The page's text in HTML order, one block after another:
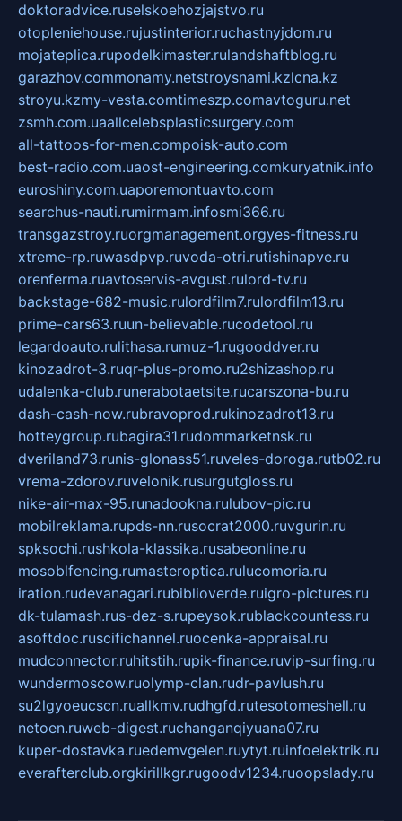
doktoradvice.ruselskoehozjajstvo.ru
otopleniehouse.rujustinterior.ruchastnyjdom.ru
mojateplica.rupodelkimaster.rulandshaftblog.ru
garazhov.commonamy.netstroysnami.kzlcna.kz
stroyu.kzmy-vesta.comtimeszp.comavtoguru.net
zsmh.com.uaallcelebsplasticsurgery.com
all-tattoos-for-men.compoisk-auto.com
best-radio.com.uaost-engineering.comkuryatnik.info
euroshiny.com.uaporemontuavto.com
searchus-nauti.rumirmam.infosmi366.ru
transgazstroy.ruorgmanagement.orgyes-fitness.ru
xtreme-rp.ruwasdpvp.ruvoda-otri.rutishinapve.ru
orenferma.ruavtoservis-avgust.rulord-tv.ru
backstage-682-music.rulordfilm7.rulordfilm13.ru
prime-cars63.ruun-believable.rucodetool.ru
legardoauto.rulithasa.rumuz-1.rugooddver.ru
kinozadrot-3.ruqr-plus-promo.ru2shizashop.ru
udalenka-club.runerabotaetsite.rucarszona-bu.ru
dash-cash-now.rubravoprod.rukinozadrot13.ru
hotteygroup.rubagira31.rudommarketnsk.ru
dveriland73.runis-glonass51.ruveles-doroga.rutb02.ru
vrema-zdorov.ruvelonik.rusurgutgloss.ru
nike-air-max-95.runadookna.rulubov-pic.ru
mobilreklama.rupds-nn.rusocrat2000.ruvgurin.ru
spksochi.rushkola-klassika.rusabeonline.ru
mosoblfencing.rumasteroptica.rulucomoria.ru
iration.rudevanagari.rubiblioverde.ruigro-pictures.ru
dk-tulamash.rus-dez-s.rupeysok.rublackcountess.ru
asoftdoc.ruscifichannel.ruocenka-appraisal.ru
mudconnector.ruhitstih.rupik-finance.ruvip-surfing.ru
wundermoscow.ruolymp-clan.rudr-pavlush.ru
su2lgyoeucscn.ruallkmv.rudhgfd.rutesotomeshell.ru
netoen.ruweb-digest.ruchanganqiyuana07.ru
kuper-dostavka.ruedemvgelen.ruytyt.ruinfoelektrik.ru
everafterclub.orgkirillkgr.rugoodv1234.ruoopslady.ru